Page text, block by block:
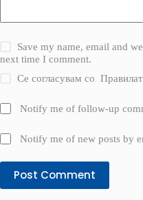
Save my name, email and
next time I comment.
Се согласувам со
Notify me of follow-up
Notify me of new posts by
Post Comment